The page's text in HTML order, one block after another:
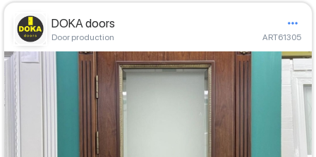
DOKA doors
Door production ART61305